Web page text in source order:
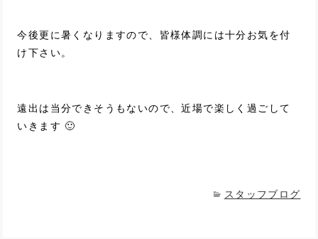
今後更に暑くなりますので、皆様体調には十分お気を付
け下さい。
遠出は当分できそうもないので、近場で楽しく過ごして
いきます 🙂
スタッフブログ